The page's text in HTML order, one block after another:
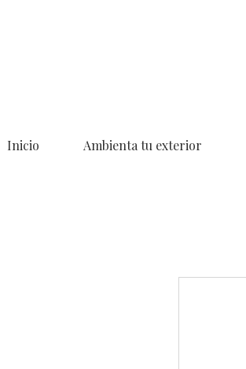
Inicio Ambienta tu exterior